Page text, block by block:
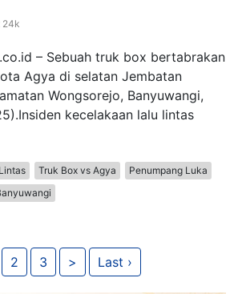
24k
– Sebuah truk box bertabrakan
Agya di selatan Jembatan
Wongsorejo, Banyuwangi,
kecelakaan lalu lintas
Truk Box vs Agya
Penumpang Luka
2 3 > Last ›